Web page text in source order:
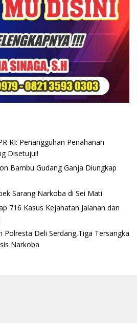
RI: Penangguhan Penahanan
Disetujui!
Bambu Gudang Ganja Diungkap
Sarang Narkoba di Sei Mati
716 Kasus Kejahatan Jalanan dan
Polresta Deli Serdang,Tiga Tersangka
Narkoba